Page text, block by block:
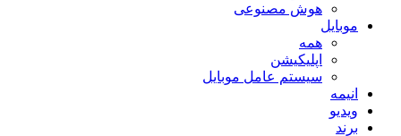
هوش مصنوعی
موبایل
همه
اپلیکیشن
سیستم عامل موبایل
انیمه
ویدیو
برند